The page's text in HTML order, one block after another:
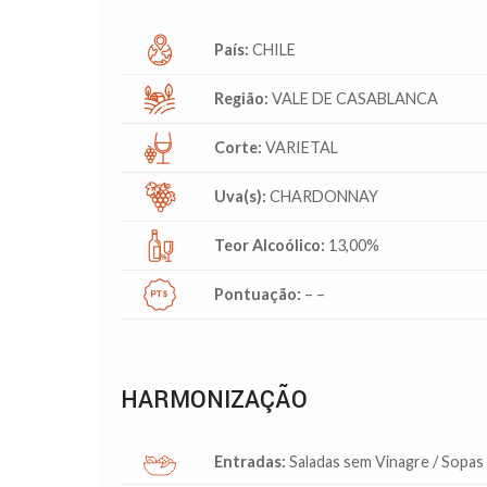
País: CHILE
Região: VALE DE CASABLANCA
Corte: VARIETAL
Uva(s): CHARDONNAY
Teor Alcoólico: 13,00%
Pontuação: – –
HARMONIZAÇÃO
Entradas: Saladas sem Vinagre /